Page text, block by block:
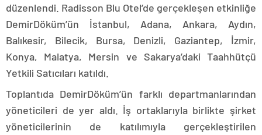
düzenlendi. Radisson Blu Otel’de gerçekleşen etkinliğe
DemirDöküm’ün İstanbul, Adana, Ankara, Aydın,
Balıkesir, Bilecik, Bursa, Denizli, Gaziantep, İzmir,
Konya, Malatya, Mersin ve Sakarya’daki Taahhütçü
Yetkili Satıcıları katıldı.
Toplantıda DemirDöküm’ün farklı departmanlarından
yöneticileri de yer aldı. İş ortaklarıyla birlikte şirket
yöneticilerinin de katılımıyla gerçekleştirilen